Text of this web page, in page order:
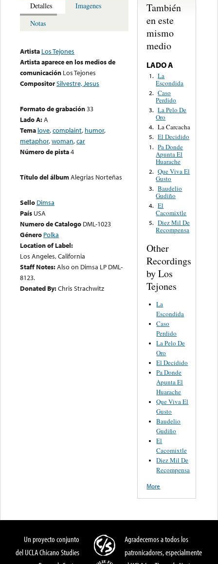
Detalles
Imagenes
Notas
Artista Los Tejones
Artista aparece en los medios de
comunicación Los Tejones
CompositorSilvestre, Jesus
Formato de grabación33
Lado A:A
Tema love,complaint, humor,
metaphor,woman,car
Número de pista4
Título del álbumAlegrias Norteñas
Sello Dimsa
País USA
Numero de Catalogo DML-1023
Género Polka
Location of Label:
Los Angeles, California
Staff Notes:Also on Dimsa LP DML-
8123.
Donated By:Chris Strachwitz
También
en este
mismo
medio
LADO A
1. La
Escondida
2. Caso
Perdido
3. La Pelo De
Oro
4. La Carcacha
5. El Decidido
1. Pa Donde
Apunta El
Huarache
2. Que Viva El
Gusto
3. Baudelio
Gudiño
4. El
Cacomixtle
5. Diez Mil De
Recompensa
Other
Recordings
by Los
Tejones
La
Escondida
Caso
Perdido
La Pelo De
Oro
El Decidido
Pa Donde
Apunta El
Huarache
Que Viva El
Gusto
Baudelio
Gudiño
El
Cacomixtle
Diez Mil De
Recompensa
More
Un proyecto conjunto
del UCLA Chicano Studies
Agradecemos a todos los
patronicadores, especialmente